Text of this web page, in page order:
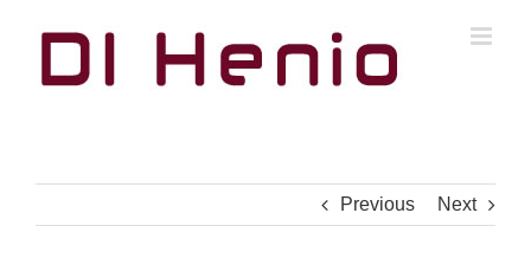
Previous Next